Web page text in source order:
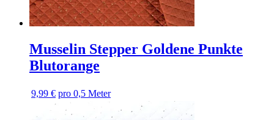
Musselin Stepper Goldene Punkte
Blutorange
9,99 € pro 0,5 Meter